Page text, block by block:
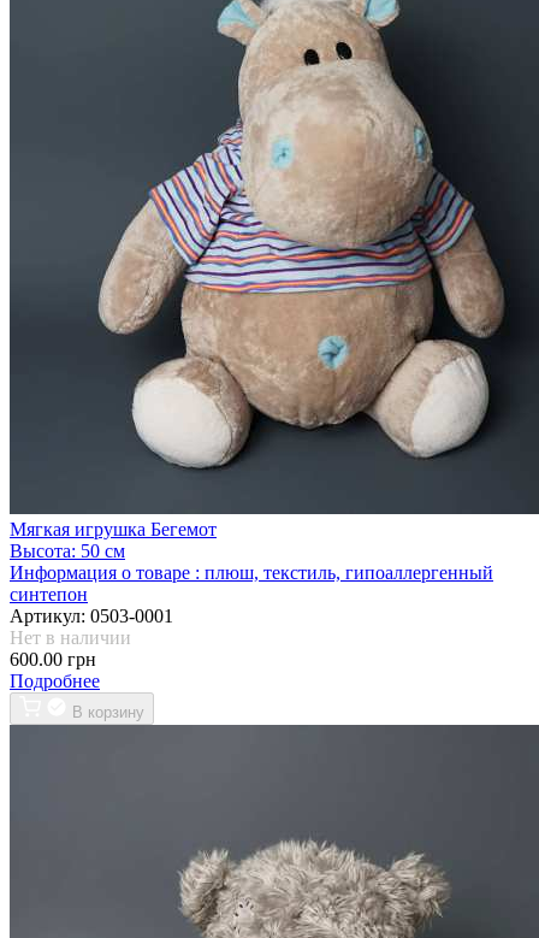
Мягкая игрушка Бегемот
Высота: 50 см
Информация о товаре : плюш, текстиль, гипоаллергенный
синтепон
Артикул: 0503-0001
Нет в наличии
600.00 грн
Подробнее
В корзину